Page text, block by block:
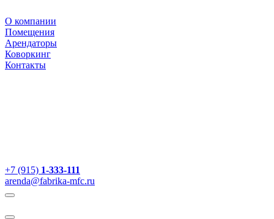
О компании
Помещения
Арендаторы
Коворкинг
Контакты
+7 (915) 1-333-111
arenda@fabrika-mfc.ru